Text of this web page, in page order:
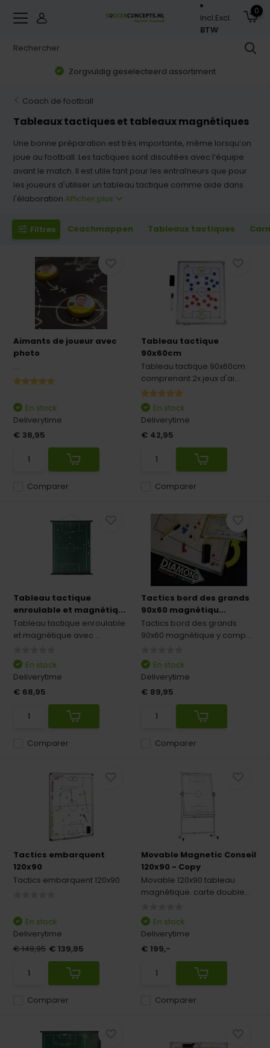
Incl.Excl.
BTW
0
Zorgvuldig geselecteerd assortiment
Coach de football
Tableaux tactiques et tableaux magnétiques
Une bonne préparation est très importante, même lorsqu’on
joue au football. Les tactiques sont discutées avec l’équipe
avant le match. Il est utile tant pour les entraîneurs que pour
les joueurs d'utiliser un tableau tactique comme aide dans
l'élaboration Afficher plus
Filtres Coachmappen Tableaux tactiques
Aimants de joueur avec
photo
...
Comparer
En stock
Deliverytime
€ 38,95
Tableau tactique
90x60cm
Tableau tactique 90x60cm
comprenant 2x jeux d'ai...
Comparer
En stock
Deliverytime
€ 42,95
Tableau tactique
enroulable et magnétiq...
Tableau tactique enroulable
et magnétique avec ...
Comparer
En stock
Deliverytime
€ 68,95
Tactics bord des grands
90x60 magnétiqu...
Tactics bord des grands
90x60 magnétique y comp...
Comparer
En stock
Deliverytime
€ 89,95
Tactics embarquent
120x90
Tactics embarquent 120x90
Comparer
En stock
Deliverytime
€ 149,95 € 139,95
Movable Magnetic Conseil
120x90 - Copy
Movable 120x90 tableau
magnétique. carte double...
Comparer
En stock
Deliverytime
€ 199,-